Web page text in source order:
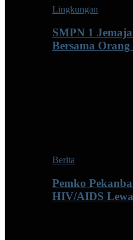
Lingkungan
SMPN 1
Bersama
Berita
Pemko
HIV/AIDS